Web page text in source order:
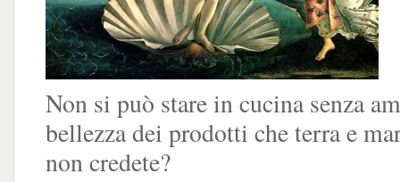
Non si può stare in cucina senza
bellezza dei prodotti che terra e
non credete?